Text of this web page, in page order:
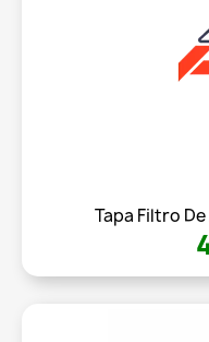
Tapa Filtro